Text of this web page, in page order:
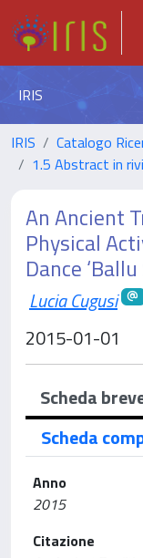
IRIS
IRIS Catalogo
1.5 Abstract in
An Ancient
Physical
Dance
Lucia Cugusi
2015-01-01
Scheda
Scheda
Anno
2015
Citazione